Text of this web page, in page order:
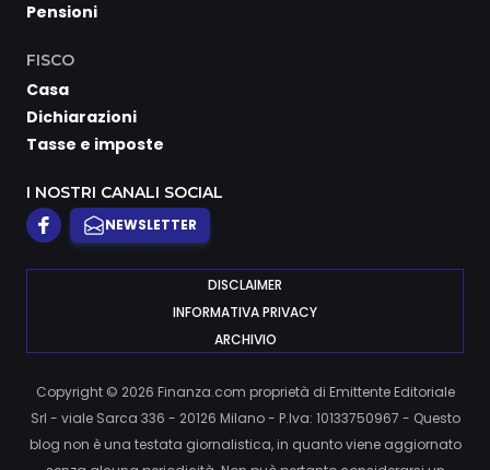
Pensioni
FISCO
Casa
Dichiarazioni
Tasse e imposte
I NOSTRI CANALI SOCIAL
NEWSLETTER
DISCLAIMER
INFORMATIVA PRIVACY
ARCHIVIO
Copyright © 2026 Finanza.com proprietà di Emittente Editoriale
Srl - viale Sarca 336 - 20126 Milano - P.Iva: 10133750967 - Questo
blog non è una testata giornalistica, in quanto viene aggiornato